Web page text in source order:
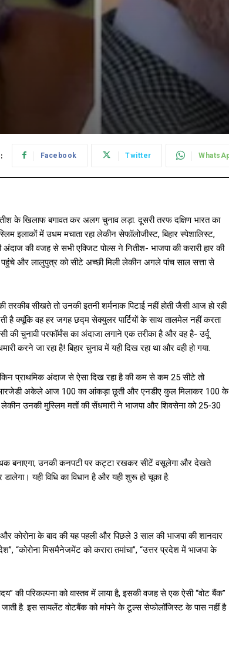
Facebook Twitter
के खिलाफ बगावत कर अलग चुनाव लड़ा. दूसरी तरफ दक्षिण भारत का
इलाकों में उधम मचाता रहा लेकीन सेफॉलोजीस्ट, बिहार स्पेशालिस्ट,
की वजह से सभी एक्जिट पोल्स ने नितीश- भाजपा की करारी हार की
पहुंचे और लालुपुत्र को सीटे अच्छी मिली लेकीन अगले पांच साल सत्ता से
तरकीब सीखते तो उनकी इतनी शर्मनाक पिटाई नहीं होती जैसी आज हो रही
है क्यूंकि वह हर जगह छद्म सेक्युलर पार्टियों के साथ तालमेल नहीं करता
की चुनावी परफॉर्मंस का अंदाजा लगाने एक तरीका है और वह है- उर्दू
करने जा रहा है! बिहार चुनाव में यही दिख रहा था और वही हो गया.
प्राथमिक अंदाज से ऐसा दिख रहा है की कम से कम 25 सीटे तो
आरजेडी अकेले आज 100 का आंकड़ा छूती और एनडीए कुल मिलाकर 100 के
उनकी मुस्लिम मतों की सेंधमारी ने भाजपा और शिवसेना को 25-30
बंधक बनाएगा, उनकी कनपटी पर कट्टा रखकर सीटें वसूलेगा और देखते
यही विधि का विधान है और यही शुरू हो चूका है.
कोरोना के बाद की यह पहली और पिछले 3 साल की भाजपा की शानदार
“कोरोना मिसमैनेजमेंट को करारा तमांचा”, “उत्तर प्रदेश में भाजपा के
की परिकल्पना को वास्तव में लाया है, इसकी वजह से एक ऐसी “वोट बैंक”
है. इस सायलेंट वोटबैंक को मांपने के टूल्स सेफोलॉजिस्ट के पास नहीं है